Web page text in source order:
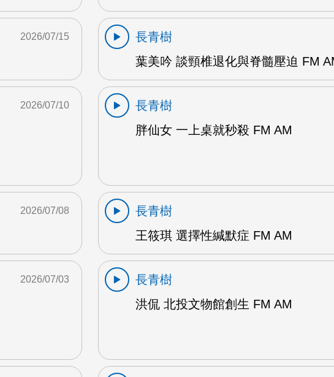
2026/07/15
長青樹
葉美吟 談頸椎退化與脊髓壓迫 FM
2026/07/10
長青樹
胖仙女 一上桌就秒殺 FM AM
2026/07/08
長青樹
王筱琪 選擇性緘默症 FM AM
2026/07/03
長青樹
洪侃 北投文物館創生 FM AM